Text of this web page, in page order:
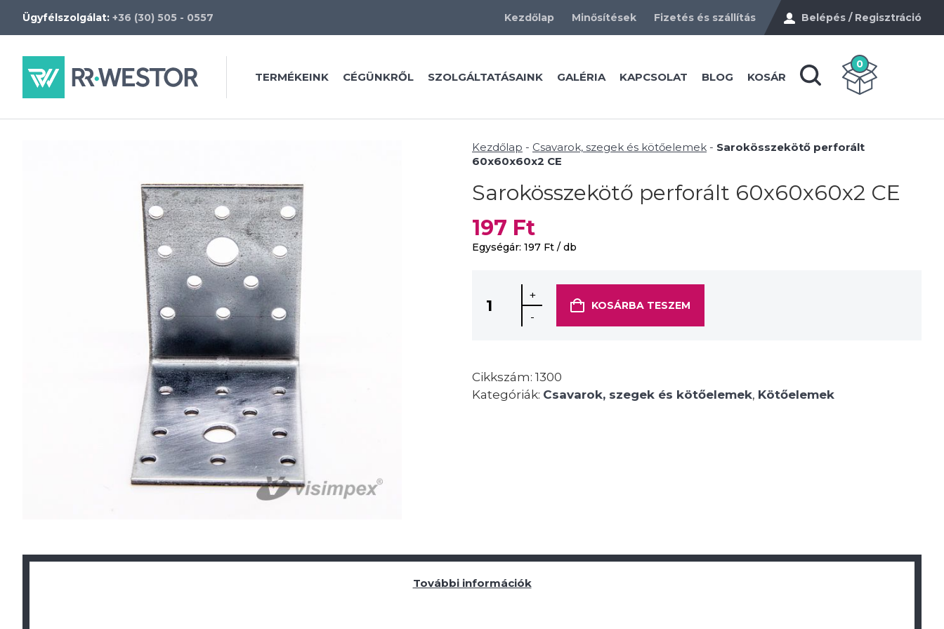
Ügyfélszolgálat: +36 (30) 505 - 0557 Kezdőlap Minősítések Fizetés és szállítás Belépés / Regisztráció
TERMÉKEINK CÉGÜNKRŐL SZOLGÁLTATÁSAINK GALÉRIA KAPCSOLAT BLOG KOSÁR
0
Kezdőlap - Csavarok, szegek és kötőelemek - Sarokösszekötő perforált
60x60x60x2 CE
Sarokösszekötő perforált 60x60x60x2 CE
197 Ft
Egységár: 197 Ft / db
+
-
KOSÁRBA TESZEM
Cikkszám: 1300
Kategóriák: Csavarok, szegek és kötőelemek, Kötőelemek
További információk